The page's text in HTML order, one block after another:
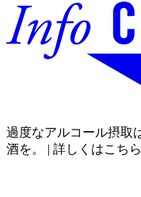
過度なアルコール摂取
酒を。 | 詳しくはこち